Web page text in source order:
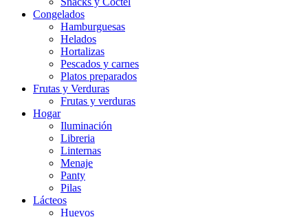
Congelados
Hamburguesas
Helados
Hortalizas
Pescados y carnes
Platos preparados
Frutas y Verduras
Frutas y verduras
Hogar
Iluminación
Libreria
Linternas
Menaje
Panty
Pilas
Lácteos
Huevos